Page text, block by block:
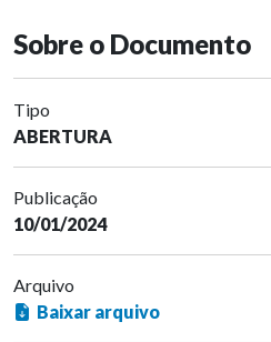
Sobre o Documento
Tipo
ABERTURA
Publicação
10/01/2024
Arquivo
Baixar arquivo